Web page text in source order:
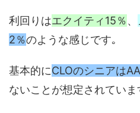
利回りはエクイティ15％、
2％のような感じです｡
基本的にCLOのシニアは
ないことが想定されていま